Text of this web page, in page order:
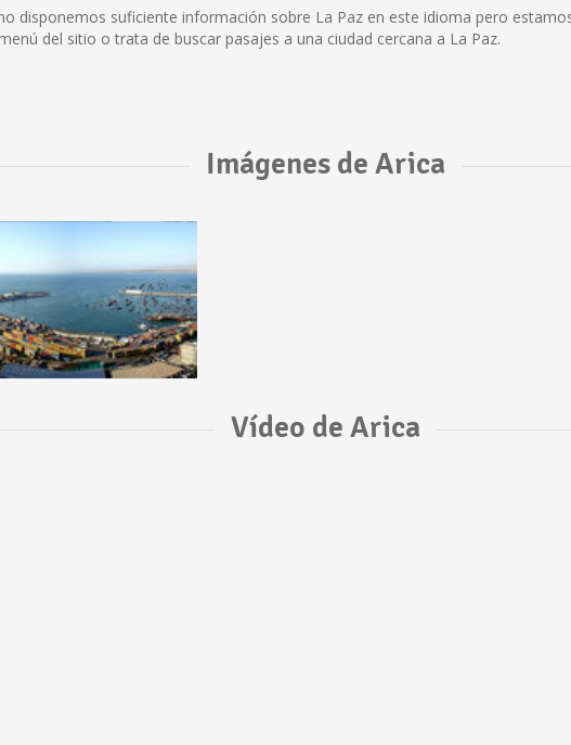
disponemos suficiente información sobre La Paz en este idioma pero
del sitio o trata de buscar pasajes a una ciudad cercana a La Paz.
Imágenes de Arica
Vídeo de Arica